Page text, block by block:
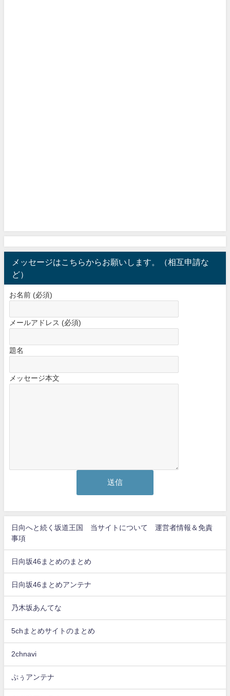
メッセージはこちらからお願いします。（相互申請な
ど）
お名前 (必須)
メールアドレス (必須)
題名
メッセージ本文
日向へと続く坂道王国 当サイトについて 運営者情報＆免責
事項
日向坂46まとめのまとめ
日向坂46まとめアンテナ
乃木坂あんてな
5chまとめサイトのまとめ
2chnavi
ぷぅアンテナ